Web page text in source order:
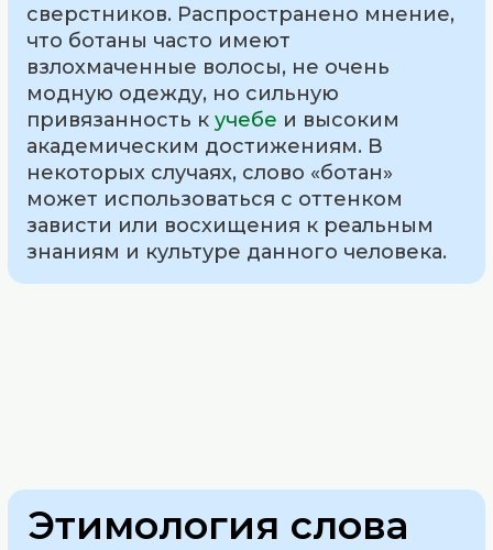
сверстников. Распространено мнение,
что ботаны часто имеют
взлохмаченные волосы, не очень
модную одежду, но сильную
привязанность кучебе и высоким
академическим достижениям. В
некоторых случаях, слово «ботан»
может использоваться с оттенком
зависти или восхищения к реальным
знаниям и культуре данного человека.
Этимология слова